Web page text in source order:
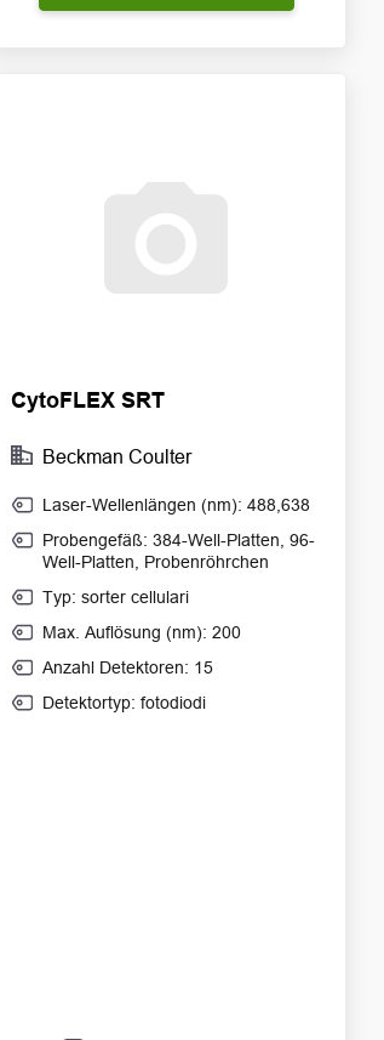
CytoFLEX SRT
Beckman Coulter
Laser-Wellenlängen (nm): 488,638
Probengefäß: 384-Well-Platten, 96-
Well-Platten, Probenröhrchen
Typ: sorter cellulari
Max. Auflösung (nm): 200
Anzahl Detektoren: 15
Detektortyp: fotodiodi